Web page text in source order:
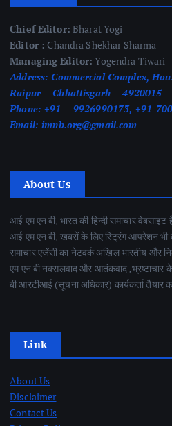
Chief Editor: Bharat Yogi
Editor : Chandra Shekhar Sharma
Managing Editor: Yogendra Tiwari
Address: Commercial Complex,
Raipur – Chhattisgarh – 4920015
Phone: +91 – 9926990173, +91-
Email: imnb.org@gmail.com
About Us
आई एम एन बी, भारत की हिन्दी समाचार
आई एम एन बी, खबरों के लिए स्ट्रिंग आपरेशन भी
समाचार एजेंसी का नेटवर्क अखिल भारतीय और
एम एन बी नक्सलवाद और आतंकवाद
बी आरटीआई (सूचना अधिकार) कार्यकर्ता तैयार
Link
About Us
Disclaimer
Contact Us